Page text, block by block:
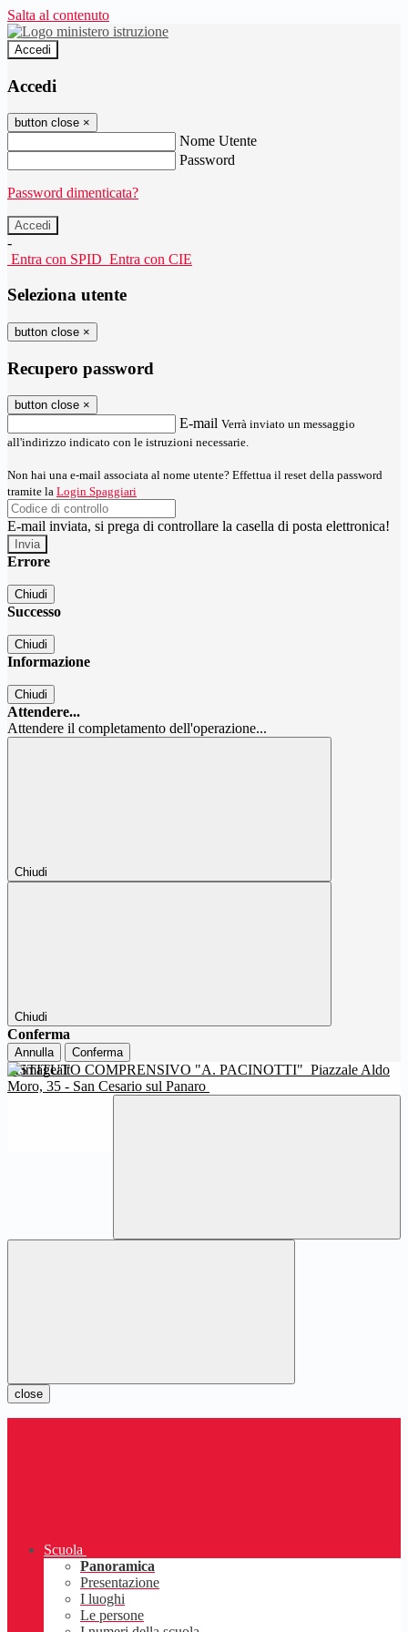
Salta al contenuto
Accedi
Accedi
button close ×
Nome Utente
Password
Password dimenticata?
-
Entra con SPID Entra con CIE
Seleziona utente
button close ×
Recupero password
button close ×
E-mail Verrà inviato un messaggio
all'indirizzo indicato con le istruzioni necessarie.
Non hai una e-mail associata al nome utente? Effettua il reset della password
tramite la Login Spaggiari
E-mail inviata, si prega di controllare la casella di posta elettronica!
Errore
Chiudi
Successo
Chiudi
Informazione
Chiudi
Attendere...
Attendere il completamento dell'operazione...
Chiudi
Chiudi
Conferma
Annulla Conferma
ISTITUTO COMPRENSIVO "A. PACINOTTI" Piazzale Aldo
Moro, 35 - San Cesario sul Panaro
close
Scuola
Panoramica
Presentazione
I luoghi
Le persone